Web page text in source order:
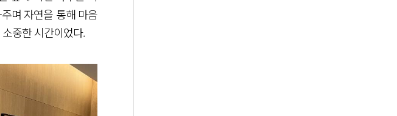
며 자연을 통해 마음
중한 시간이었다.